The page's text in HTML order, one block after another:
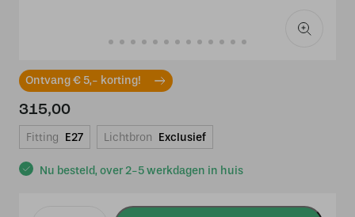
Ontvang € 5,- korting!
Nu besteld, over 2-5 werkdagen in huis
315,00
Fitting E27 Lichtbron Exclusief